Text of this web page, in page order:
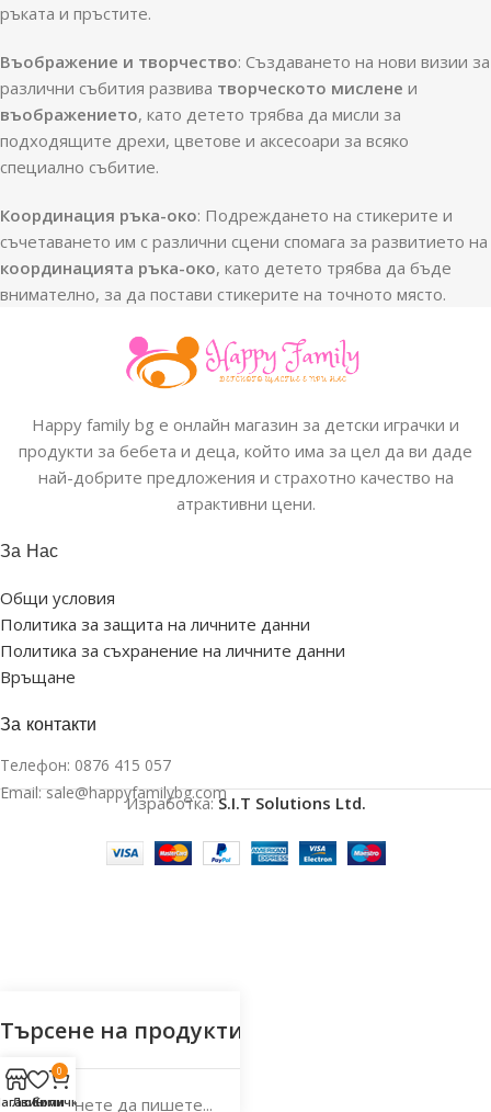
ръката и пръстите.
Въображение и творчество: Създаването на нови визии за
различни събития развива творческото мислене и
въображението, като детето трябва да мисли за
подходящите дрехи, цветове и аксесоари за всяко
специално събитие.
Координация ръка-око: Подреждането на стикерите и
съчетаването им с различни сцени спомага за развитието на
координацията ръка-око, като детето трябва да бъде
внимателно, за да постави стикерите на точното място.
Happy family bg е онлайн магазин за детски играчки и
продукти за бебета и деца, който има за цел да ви даде
най-добрите предложения и страхотно качество на
атрактивни цени.
За Нас
Общи условия
Политика за защита на личните данни
Политика за съхранение на личните данни
Връщане
За контакти
Телефон: 0876 415 057
Email:sale@happyfamilybg.com
Изработка:S.I.T Solutions Ltd.
Започнете да пишете...
ИГРАЧКИ
Любими
0
Количка